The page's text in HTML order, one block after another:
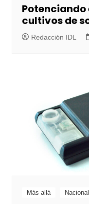
Potenciando
cultivos de
Redacción IDL
Más allá